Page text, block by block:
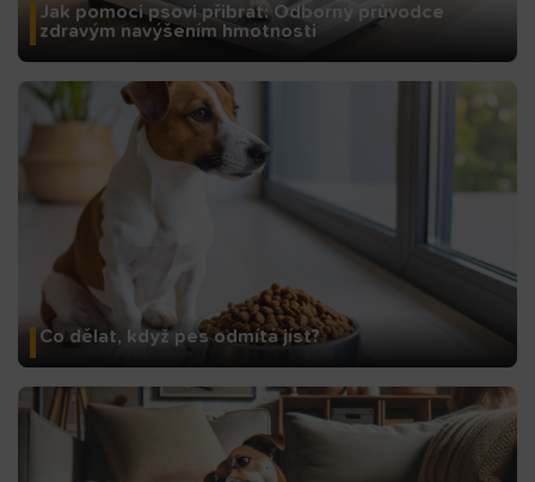
Jak pomoci psovi přibrat: Odborný průvodce
zdravým navýšením hmotnosti
Co dělat, když pes odmítá jíst?